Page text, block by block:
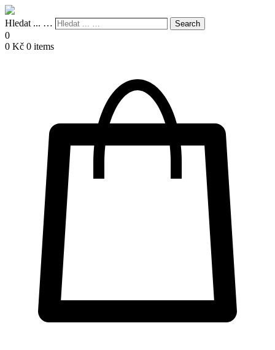
Hledat ... … Search
0
0 Kč 0 items